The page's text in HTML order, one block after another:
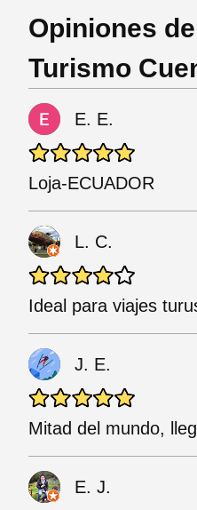
Opiniones
Turismo
E. E.
Loja-ECUADOR
L. C.
Ideal para viajes
J. E.
Mitad del mundo,
E. J.